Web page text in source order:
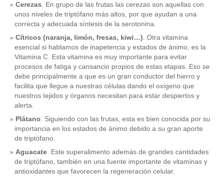
Cerezas. En grupo de las frutas las cerezas son aquellas con
unos niveles de triptófano más altos, por que ayudan a una
correcta y adecuada síntesis de la serotonina.
Cítricos (naranja, limón, fresas, kiwi…). Otra vitamina
esencial si hablamos de inapetencia y estados de ánimo, es la
Vitamina C. Esta vitamina es muy importante para evitar
procesos de fatiga y cansancio propios de estas etapas. Eso se
debe principalmente a que es un gran conductor del hierro y
facilita que llegue a nuestras células dando el oxígeno que
nuestros tejidos y órganos necesitan para estar despiertos y
alerta.
Plátano. Siguiendo con las frutas, esta es bien conocida por su
importancia en los estados de ánimo debido a su gran aporte
de triptófano.
Aguacate. Este superalimento además de grandes cantidades
de triptófano, también en una fuente importante de vitaminas y
antioxidantes que favorecen la regeneración celular.